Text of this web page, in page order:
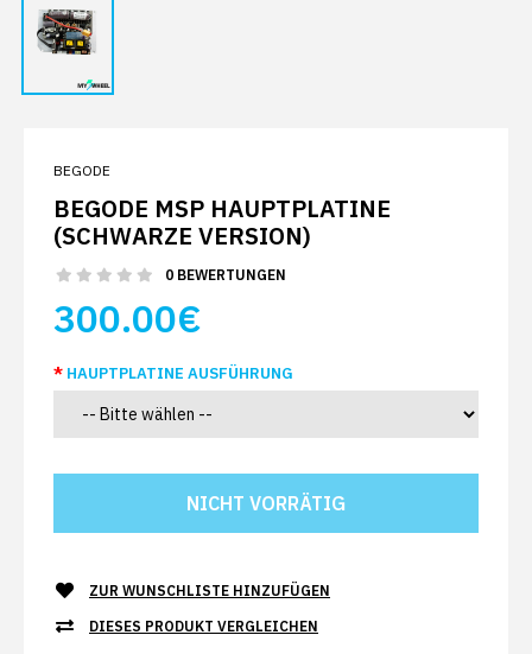
BEGODE
BEGODE MSP HAUPTPLATINE
(SCHWARZE VERSION)
0 BEWERTUNGEN
300.00€
HAUPTPLATINE AUSFÜHRUNG
ZUR WUNSCHLISTE HINZUFÜGEN
DIESES PRODUKT VERGLEICHEN